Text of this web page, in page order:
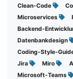
Clean-Code
Microservices
Backend-
Datenbankdesign
Coding-Style-
Jira
Miro
Microsoft-Teams